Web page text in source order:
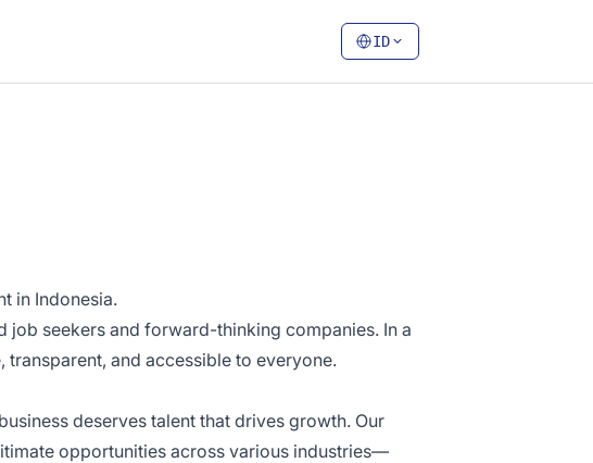
ID
in Indonesia.
job seekers and forward-thinking companies. In a
and accessible to everyone.
deserves talent that drives growth. Our
opportunities across various industries—